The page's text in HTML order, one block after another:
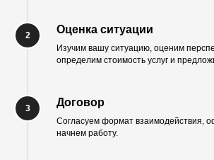
Оценка ситуации
Изучим вашу ситуацию, оценим
определим стоимость услуг и
Договор
Согласуем формат взаимодействия,
начнем работу.